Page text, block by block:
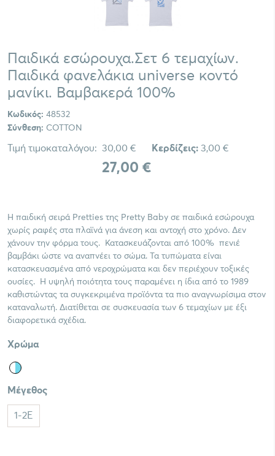
Παιδικά εσώρουχα.Σετ 6 τεμαχίων.
Παιδικά φανελάκια universe κοντό
μανίκι. Βαμβακερά 100%
Κωδικός: 48532
Σύνθεση: COTTON
Τιμή τιμοκαταλόγου: 30,00 €
27,00 €
Κερδίζεις: 3,00 €
Η παιδική σειρά Pretties της Pretty Baby σε παιδικά εσώρουχα
χωρίς ραφές στα πλαϊνά για άνεση και αντοχή στο χρόνο. Δεν
χάνουν την φόρμα τους. Κατασκευάζονται από 100% πενιέ
βαμβάκι ώστε να αναπνέει το σώμα. Τα τυπώματα είναι
κατασκευασμένα από νεροχρώματα και δεν περιέχουν τοξικές
ουσίες. Η υψηλή ποιότητα τους παραμένει η ίδια από το 1989
καθιστώντας τα συγκεκριμένα προϊόντα τα πιο αναγνωρίσιμα στον
καταναλωτή. Διατίθεται σε συσκευασία των 6 τεμαχίων με έξι
διαφορετικά σχέδια.
Χρώμα
Μέγεθος
1-2E